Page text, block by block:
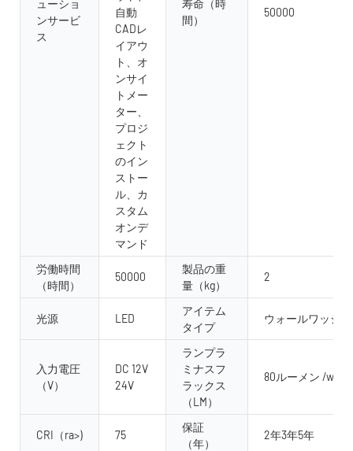
ューショ
ンサービ
ス
自動
CADレ
イアウ
ト、オ
ンサイ
トメー
ター、
プロジ
ェクト
のイン
ストー
ル、カ
スタム
オンデ
マンド
寿命（時
間）
50000
労働時間
（時間）
50000
製品の重
量（kg）
2
光源 LED
アイテム
タイプ
ウォールワッシ
入力電圧
（V）
DC 12V
24V
ランプラ
ミナスフ
ラックス
（LM）
80ルーメン /w
CRI（ra>) 75
保証
（年）
2年3年5年